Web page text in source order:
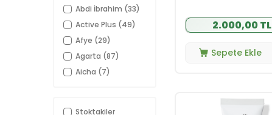
Ten Makyajı(6)
Saç Bakımı(2)
Saç Tipi ve
Şampuan
Abdi İbrahim (33)
Active Plus (49)
Afye (29)
Agarta (87)
Aicha (7)
Stoktakiler
2.000,00 TL
Sepete Ekle